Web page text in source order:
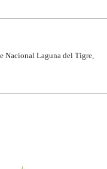
Nacional Laguna del Tigre,